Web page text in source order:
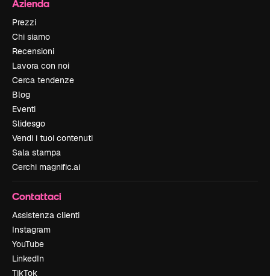
Azienda
Prezzi
Chi siamo
Recensioni
Lavora con noi
Cerca tendenze
Blog
Eventi
Slidesgo
Vendi i tuoi contenuti
Sala stampa
Cerchi magnific.ai
Contattaci
Assistenza clienti
Instagram
YouTube
LinkedIn
TikTok